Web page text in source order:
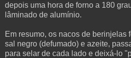
depois uma hora de forno a 180
lâminado de alumínio.
Em resumo, os nacos de berinjelas
sal negro (defumado) e azeite,
para selar de cada lado e deixá-lo